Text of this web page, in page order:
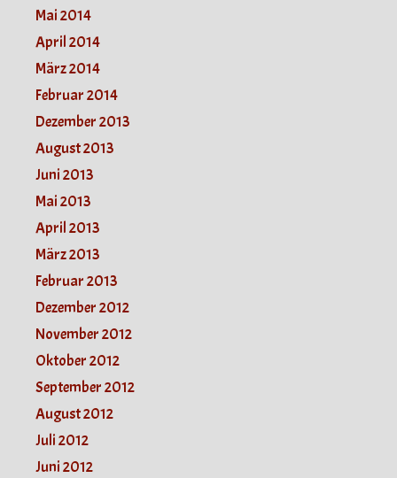
Mai 2014
April 2014
März 2014
Februar 2014
Dezember 2013
August 2013
Juni 2013
Mai 2013
April 2013
März 2013
Februar 2013
Dezember 2012
November 2012
Oktober 2012
September 2012
August 2012
Juli 2012
Juni 2012